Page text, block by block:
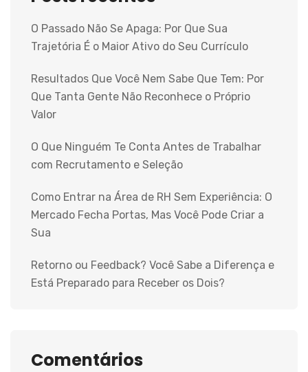
O Passado Não Se Apaga: Por Que Sua
Trajetória É o Maior Ativo do Seu Currículo
Resultados Que Você Nem Sabe Que Tem: Por
Que Tanta Gente Não Reconhece o Próprio
Valor
O Que Ninguém Te Conta Antes de Trabalhar
com Recrutamento e Seleção
Como Entrar na Área de RH Sem Experiência: O
Mercado Fecha Portas, Mas Você Pode Criar a
Sua
Retorno ou Feedback? Você Sabe a Diferença e
Está Preparado para Receber os Dois?
Comentários